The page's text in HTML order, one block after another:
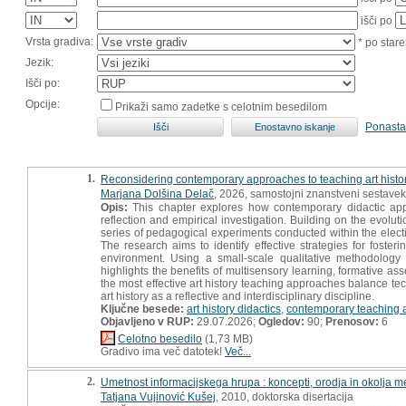
išči po
Vrsta gradiva:
* po
Jezik:
Išči po:
Opcije:
Prikaži samo zadetke s celotnim besedilom
1. Reconsidering contemporary approaches to teaching art
Marjana Dolšina Delač , 2026, samostojni znanstveni
Opis: This chapter explores how contemporary didactic
reflection and empirical investigation. Building on the
series of pedagogical experiments conducted within the
The research aims to identify effective strategies for
environment. Using a small-scale qualitative
highlights the benefits of multisensory learning, formative
the most effective art history teaching approaches balance
art history as a reflective and interdisciplinary discipline.
Ključne besede: art history didactics contemporary teaching
Objavljeno v RUP: 29.07.2026; Ogledov: 90; Prenosov: 6
Celotno besedilo (1,73 MB)
Gradivo ima več datotek! Več...
2. Umetnost informacijskega hrupa : koncepti, orodja in okolja
Tatjana Vujinović Kušej , 2010, doktorska disertacija